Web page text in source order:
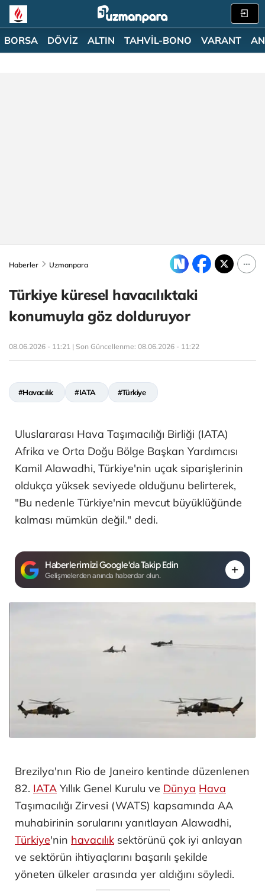
BORSA DÖVİZ ALTIN TAHVİL-BONO VARANT
Haberler Uzmanpara
Türkiye küresel havacılıktaki
konumuyla göz dolduruyor
08.06.2026 - 11:21 | Son Güncellenme: 08.06.2026 - 11:22
#Havacılık #IATA #Türkiye
Uluslararası Hava Taşımacılığı Birliği (IATA)
Afrika ve Orta Doğu Bölge Başkan Yardımcısı
Kamil Alawadhi, Türkiye'nin uçak siparişlerinin
oldukça yüksek seviyede olduğunu belirterek,
"Bu nedenle Türkiye'nin mevcut büyüklüğünde
kalması mümkün değil." dedi.
Haberlerimizi Google'da Takip Edin
Gelişmelerden anında haberdar olun.
Brezilya'nın Rio de Janeiro kentinde düzenlenen
82. IATA Yıllık Genel Kurulu ve Dünya Hava
Taşımacılığı Zirvesi (WATS) kapsamında AA
muhabirinin sorularını yanıtlayan Alawadhi,
Türkiye'nin havacılık sektörünü çok iyi anlayan
ve sektörün ihtiyaçlarını başarılı şekilde
yöneten ülkeler arasında yer aldığını söyledi.